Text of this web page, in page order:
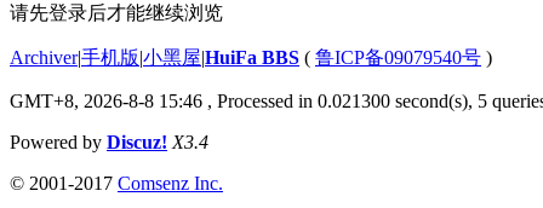
请先登录后才能继续浏览
Archiver|手机版|小黑屋|HuiFa BBS ( 鲁ICP备09079540号 )
GMT+8, 2026-8-8 15:46 , Processed in 0.021300 second(s), 5
Powered by Discuz! X3.4
© 2001-2017 Comsenz Inc.